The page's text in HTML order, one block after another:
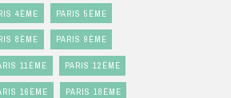
4ÈME PARIS 5ÈME
8ÈME PARIS 9ÈME
11ÈME PARIS 12ÈME
16ÈME PARIS 18ÈME